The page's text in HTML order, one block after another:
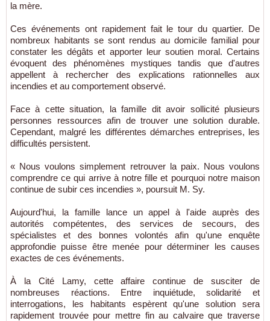
la mère.
Ces événements ont rapidement fait le tour du quartier. De
nombreux habitants se sont rendus au domicile familial pour
constater les dégâts et apporter leur soutien moral. Certains
évoquent des phénomènes mystiques tandis que d'autres
appellent à rechercher des explications rationnelles aux
incendies et au comportement observé.
Face à cette situation, la famille dit avoir sollicité plusieurs
personnes ressources afin de trouver une solution durable.
Cependant, malgré les différentes démarches entreprises, les
difficultés persistent.
« Nous voulons simplement retrouver la paix. Nous voulons
comprendre ce qui arrive à notre fille et pourquoi notre maison
continue de subir ces incendies », poursuit M. Sy.
Aujourd'hui, la famille lance un appel à l'aide auprès des
autorités compétentes, des services de secours, des
spécialistes et des bonnes volontés afin qu'une enquête
approfondie puisse être menée pour déterminer les causes
exactes de ces événements.
À la Cité Lamy, cette affaire continue de susciter de
nombreuses réactions. Entre inquiétude, solidarité et
interrogations, les habitants espèrent qu'une solution sera
rapidement trouvée pour mettre fin au calvaire que traverse